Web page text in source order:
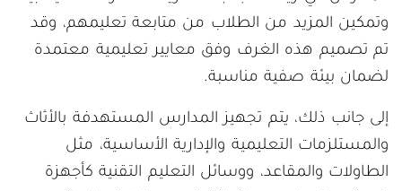
وتمكين المزيد من الطلاب من متابعة تعليمهم، وقد
تم تصميم هذه الغرف وفق معايير تعليمية معتمدة
لضمان بيئة صفية مناسبة.
إلى جانب ذلك، يتم تجهيز المدارس المستهدفة بالأثاث
والمستلزمات التعليمية والإدارية الأساسية، مثل
الطاولات والمقاعد، ووسائل التعليم التقنية كأجهزة